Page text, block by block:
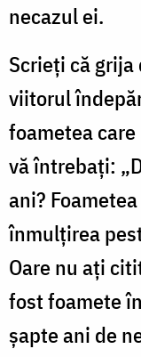
necazul ei.
Scrieţi că
viitorul
foametea
vă întrebaţi:
ani?
înmulţirea
Oare nu aţi
fost foamete
şapte ani de